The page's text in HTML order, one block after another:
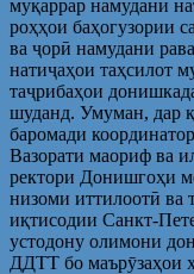
муқаррар намудани
роҳҳои баҳогузории
ва ҷорӣ намудани
натиҷаҳои таҳсилот
таҷрибаҳои
шуданд. Умуман, дар
баромади
Вазорати маориф ва
ректори Донишгоҳи
низоми иттилоотӣ ва
иқтисодии Санкт-
устодону олимони
ДДТТ бо маърӯзаҳои